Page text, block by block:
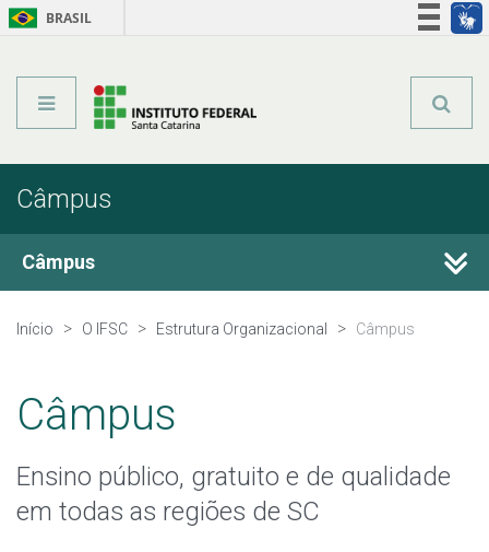
BRASIL
Câmpus
Câmpus
Câmpus Araranguá
Câmpus Canoinhas
Câmpus Chapecó
Início O IFSC Estrutura Organizacional Câmpus
Câmpus
Ensino público, gratuito e de qualidade
em todas as regiões de SC